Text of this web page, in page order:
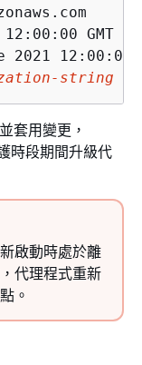
string
套用變更，
時段期間升級代
啟動時處於離
代理程式重新
。